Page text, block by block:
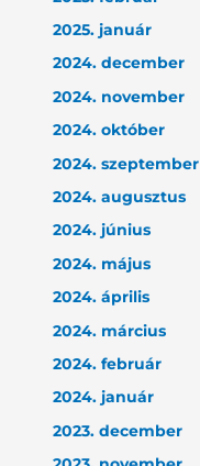
2025. január
2024. december
2024. november
2024. október
2024. szeptember
2024. augusztus
2024. június
2024. május
2024. április
2024. március
2024. február
2024. január
2023. december